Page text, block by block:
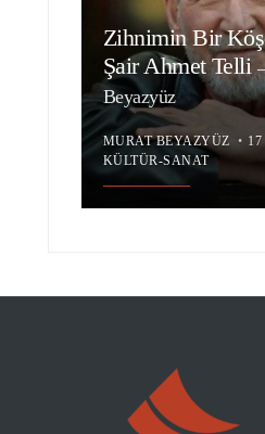
Zihnimin Bir
Şair Ahmet Telli
Beyazyüz
MURAT BEYAZYÜZ •
KÜLTÜR-SANAT